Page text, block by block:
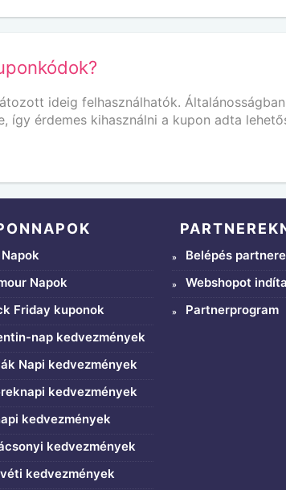
ideig felhasználhatók.
így érdemes kihasználni a kupon adta
Napok
Friday kuponok
nap kedvezmények
Napi kedvezmények
kedvezmények
kedvezmények
kedvezmények
kedvezmények
Belépés
Webshopot
Partnerprogram